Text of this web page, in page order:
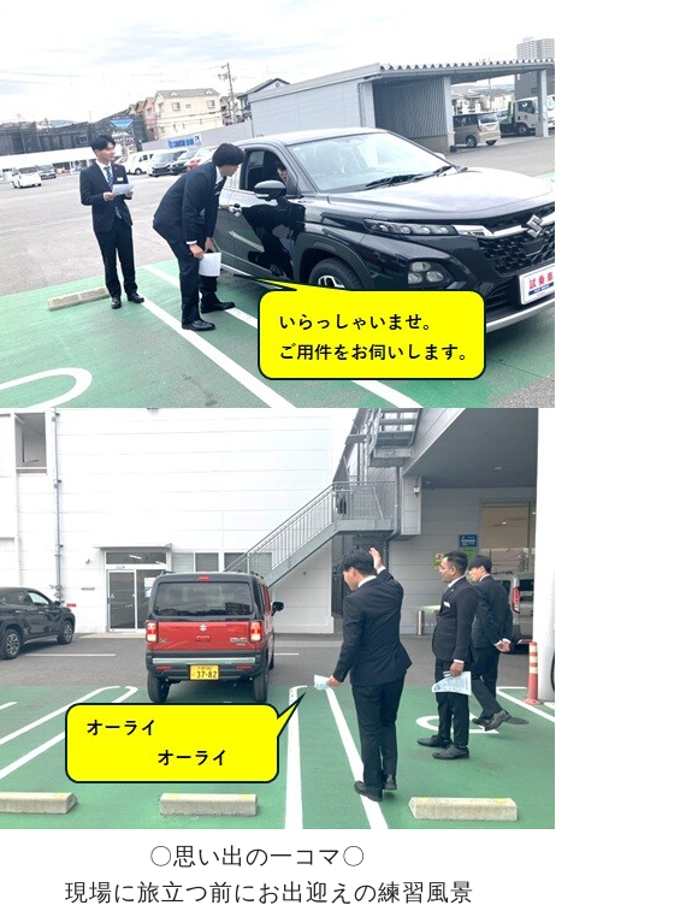
〇思い出の一コマ〇
現場に旅立つ前にお出迎えの練習風景